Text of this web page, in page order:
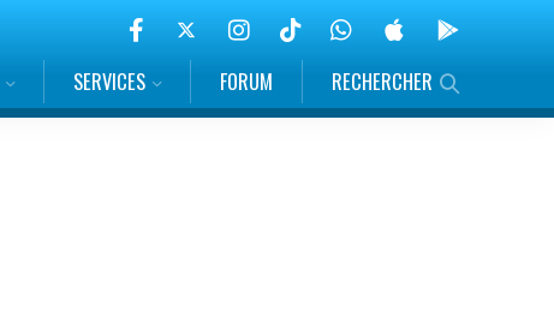
SERVICES FORUM RECHERCHER